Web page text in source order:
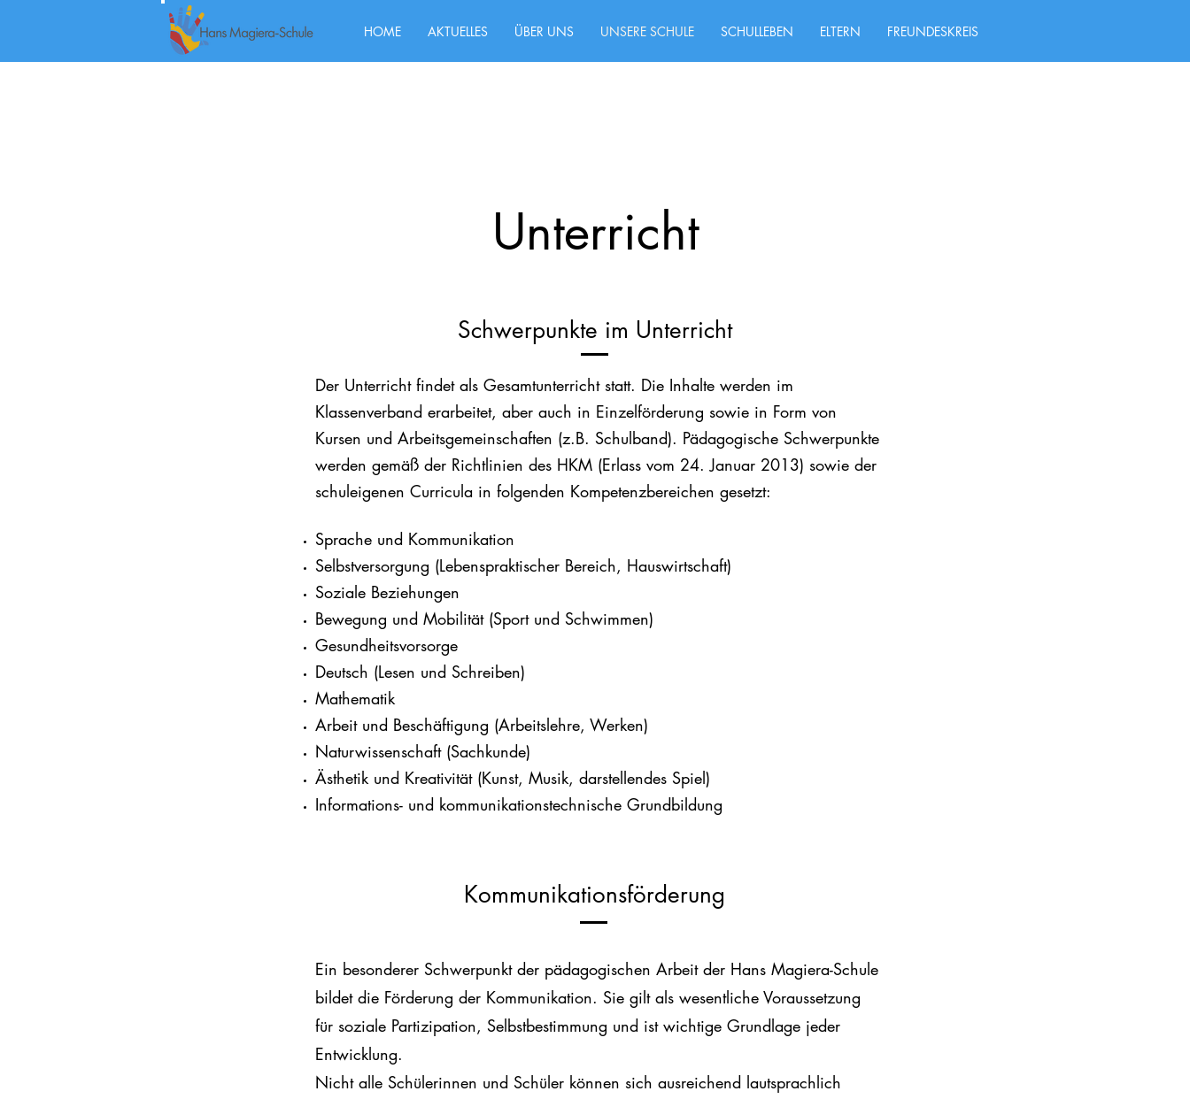
HOME AKTUELLES ÜBER UNS UNSERE SCHULE SCHULLEBEN ELTERN FREUNDESKREIS
Unterricht
Schwerpunkte im Unterricht
Der Unterricht findetals Gesamtunterricht statt. Die Inhalte werden im
Klassenverband erarbeitet, aber auch in Einzelförderung sowie in Form von
Kursen und Arbeitsgemeinschaften (z.B. Schulband). Pädagogische Schwerpunkte
werden gemäß der Richtlinien des HKM (Erlass vom 24. Januar 2013) sowie der
schuleigenen Curricula in folgenden Kompetenzbereichen gesetzt:
Sprache und Kommunikation
Selbstversorgung (Lebenspraktischer Bereich, Hauswirtschaft)
Soziale Beziehungen
Bewegung und Mobilität (Sport und Schwimmen)
Gesundheitsvorsorge
Deutsch (Lesen und Schreiben)
Mathematik
Arbeit und Beschäftigung (Arbeitslehre, Werken)
Naturwissenschaft (Sachkunde)
Ästhetik und Kreativität (Kunst, Musik, darstellendes Spiel)
Informations- und kommunikationstechnische Grundbildung
Ein besonderer Schwerpunkt der pädagogischen Arbeit der Hans Magiera-Schule
bildet die Förderung der Kommunikation. Sie gilt als wesentliche Voraussetzung
für soziale Partizipation, Selbstbestimmung und ist wichtige Grundlage jeder
Entwicklung.
Nicht alle Schülerinnen und Schüler können sich ausreichend lautsprachlich
Kommunikationsförderung